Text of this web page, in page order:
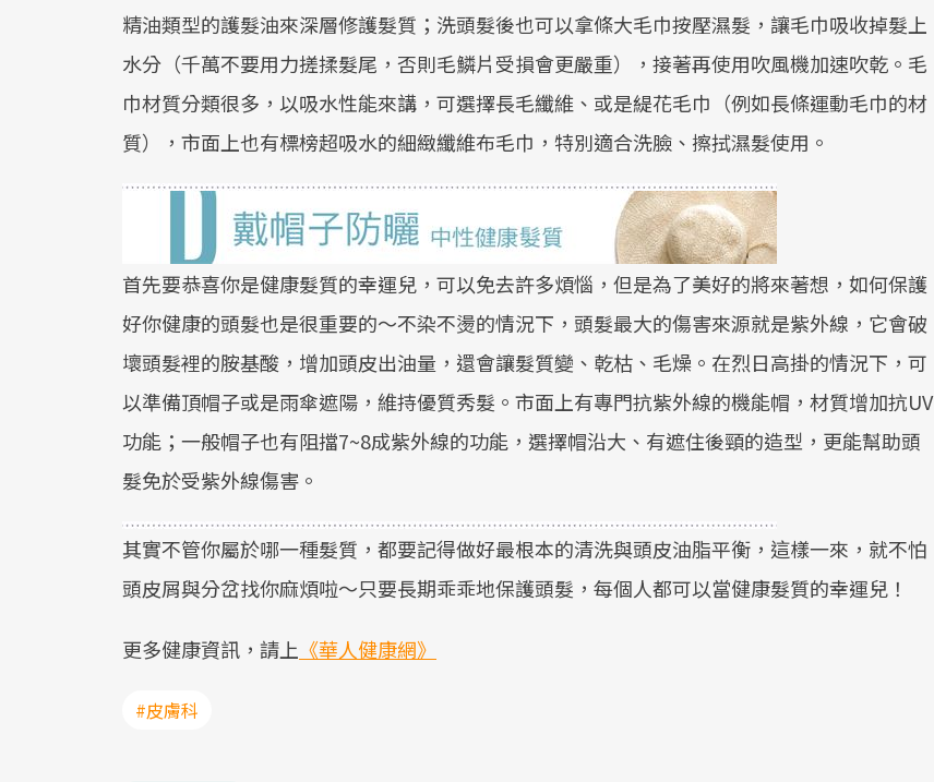
精油類型的護髮油來深層修護髮質；洗頭髮後也可以拿條大毛巾按壓濕髮，讓毛巾吸收掉髮上
水分（千萬不要用力搓揉髮尾，否則毛鱗片受損會更嚴重），接著再使用吹風機加速吹乾。毛
巾材質分類很多，以吸水性能來講，可選擇長毛纖維、或是緹花毛巾（例如長條運動毛巾的材
質），市面上也有標榜超吸水的細緻纖維布毛巾，特別適合洗臉、擦拭濕髮使用。
首先要恭喜你是健康髮質的幸運兒，可以免去許多煩惱，但是為了美好的將來著想，如何保護
好你健康的頭髮也是很重要的～不染不燙的情況下，頭髮最大的傷害來源就是紫外線，它會破
壞頭髮裡的胺基酸，增加頭皮出油量，還會讓髮質變、乾枯、毛燥。在烈日高掛的情況下，可
以準備頂帽子或是雨傘遮陽，維持優質秀髮。市面上有專門抗紫外線的機能帽，材質增加抗UV
功能；一般帽子也有阻擋7~8成紫外線的功能，選擇帽沿大、有遮住後頸的造型，更能幫助頭
髮免於受紫外線傷害。
其實不管你屬於哪一種髮質，都要記得做好最根本的清洗與頭皮油脂平衡，這樣一來，就不怕
頭皮屑與分岔找你麻煩啦～只要長期乖乖地保護頭髮，每個人都可以當健康髮質的幸運兒！
更多健康資訊，請上 《華人健康網》
#皮膚科